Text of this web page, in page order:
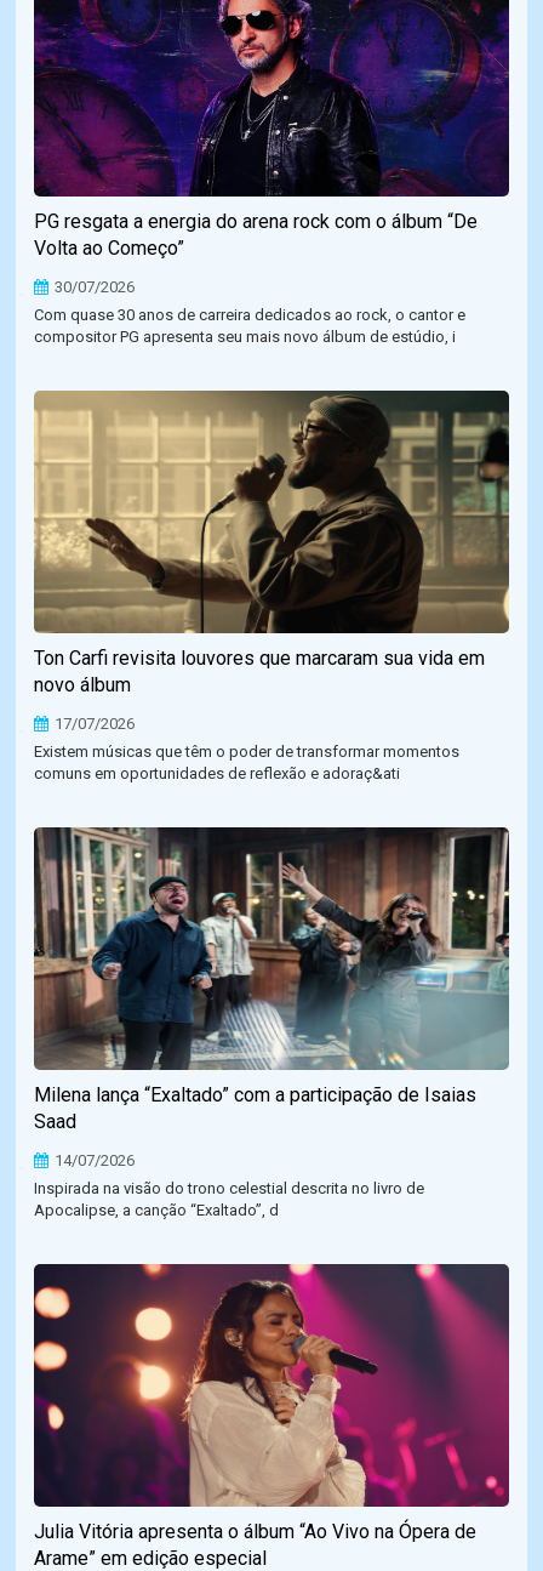
PG resgata a energia do arena rock com o álbum “De
Volta ao Começo”
30/07/2026
Com quase 30 anos de carreira dedicados ao rock, o cantor e
compositor PG apresenta seu mais novo álbum de estúdio, i
Ton Carfi revisita louvores que marcaram sua vida em
novo álbum
17/07/2026
Existem músicas que têm o poder de transformar momentos
comuns em oportunidades de reflexão e adoraç&ati
Milena lança “Exaltado” com a participação de Isaias
Saad
14/07/2026
Inspirada na visão do trono celestial descrita no livro de
Apocalipse, a canção “Exaltado”, d
Julia Vitória apresenta o álbum “Ao Vivo na Ópera de
Arame” em edição especial